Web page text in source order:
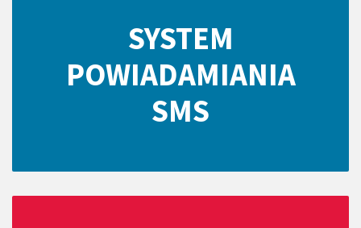
SYSTEM
POWIADAMIANIA
SMS